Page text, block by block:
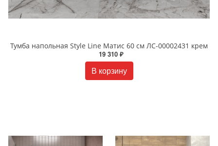
Тумба напольная Style Line Матис 60 см ЛС-00002431 крем
19 310 ₽
В корзину